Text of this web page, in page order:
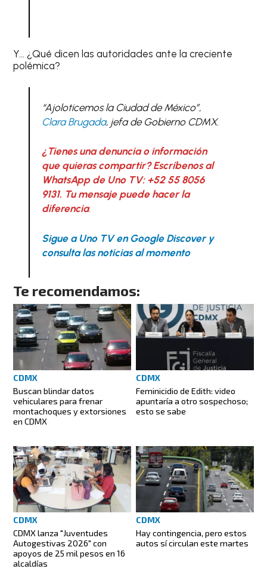
Y… ¿Qué dicen las autoridades ante la creciente
polémica?
“Ajoloticemos la Ciudad de México”,
Clara Brugada, jefa de Gobierno CDMX.
¿Tienes una denuncia o información
que quieras compartir? Escríbenos al
WhatsApp de Uno TV: +52 55 8056
9131. Tu mensaje puede hacer la
diferencia.
Sigue a Uno TV en Google Discover y
consulta las noticias al momento
Te recomendamos:
CDMX
Buscan blindar datos
vehiculares para frenar
montachoques y extorsiones
en CDMX
CDMX
Feminicidio de Edith: video
apuntaría a otro sospechoso;
esto se sabe
CDMX
CDMX lanza "Juventudes
Autogestivas 2026" con
apoyos de 25 mil pesos en 16
alcaldías
CDMX
Hay contingencia, pero estos
autos sí circulan este martes